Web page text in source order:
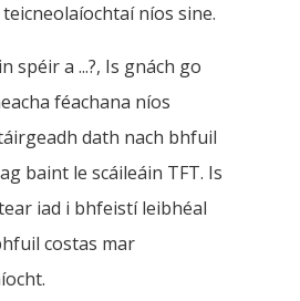
níos sine.
spéir a ...?, Is gnách go
féachana níos
dath nach bhfuil
baint le scáileáin TFT. Is
iad i bhfeistí leibhéal
costas mar